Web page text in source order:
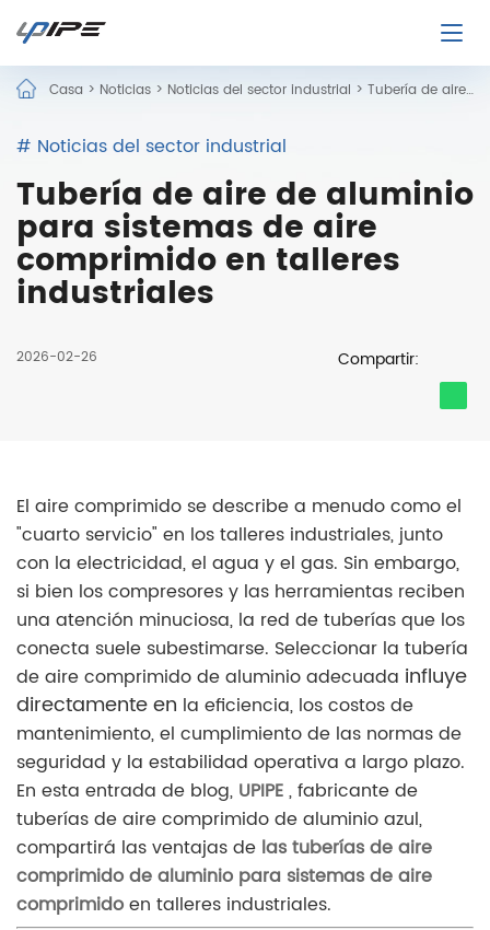
Casa > Noticias > Noticias del sector industrial > Tubería de aire de aluminio para sistemas de aire comprimido en talleres industriales
# Noticias del sector industrial
Tubería de aire de aluminio
para sistemas de aire
comprimido en talleres
industriales
2026-02-26 Compartir:
El aire comprimido se describe a menudo como el
"cuarto servicio" en los talleres industriales, junto
con la electricidad, el agua y el gas. Sin embargo,
si bien los compresores y las herramientas reciben
una atención minuciosa, la red de tuberías que los
conecta suele subestimarse. Seleccionar la tubería
de aire comprimido de aluminio adecuada influye
directamenteen la eficiencia, los costos de
mantenimiento, el cumplimiento de las normas de
seguridad y la estabilidad operativa a largo plazo.
En esta entrada de blog, UPIPE, fabricante de
tuberías de aire comprimido de aluminio azul,
compartirá las ventajas de las tuberías de aire
comprimido de aluminio para sistemas de aire
comprimidoen talleres industriales.